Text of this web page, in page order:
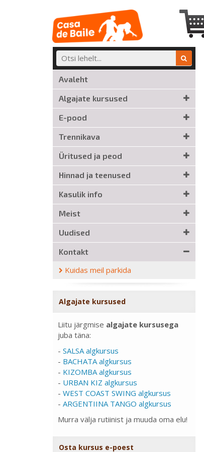
Avaleht
Algajate kursused
E-pood
Trennikava
Üritused ja peod
Hinnad ja teenused
Kasulik info
Meist
Uudised
Kontakt
Kuidas meil parkida
Algajate kursused
Liitu järgmise algajate kursusega
juba täna:
- SALSA algkursus
- BACHATA algkursus
- KIZOMBA algkursus
- URBAN KIZ algkursus
- WEST COAST SWING algkursus
- ARGENTIINA TANGO algkursus
Murra välja rutiinist ja muuda oma elu!
Osta kursus e-poest